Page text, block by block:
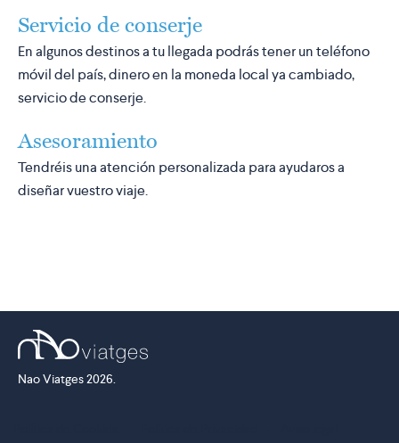
Servicio de conserje
En algunos destinos a tu llegada podrás tener un teléfono
móvil del país, dinero en la moneda local ya cambiado,
servicio de conserje.
Asesoramiento
Tendréis una atención personalizada para ayudaros a
diseñar vuestro viaje.
Nao Viatges 2026.